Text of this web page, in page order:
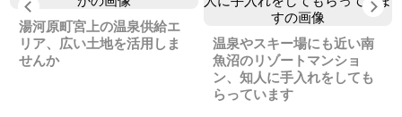
Previous
湯河原町宮上の温泉供給エ
リア、広い土地を活用しま
せんか
温泉やスキー場にも近い南
魚沼のリゾートマンショ
ン、知人に手入れをしても
らっています